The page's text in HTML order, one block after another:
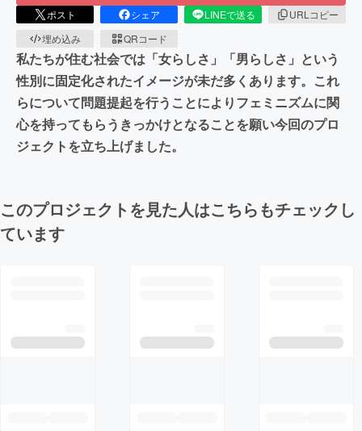
ポスト シェア LINEで送る
URLコピー
埋め込み
QRコード
私たちが住む社会では「女らしさ」「男らしさ」という
性別に固定化されたイメージが未だ多くあります。これ
らについて問題提起を行うことによりフェミニズムに関
心を持ってもらうきっかけとなることを願い今回のプロ
ジェクトを立ち上げました。
このプロジェクトを見た人はこちらもチェックし
ています